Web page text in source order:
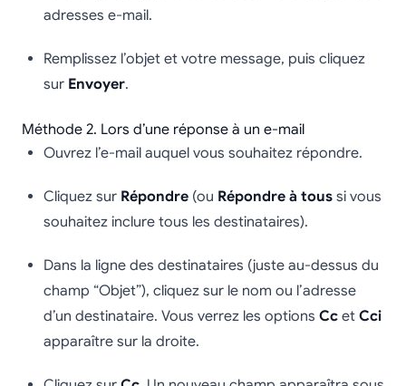
adresses e-mail.
Remplissez l’objet et votre message, puis cliquez
sur Envoyer.
Méthode 2. Lors d’une réponse à un e-mail
Ouvrez l’e-mail auquel vous souhaitez répondre.
Cliquez sur Répondre (ou Répondre à tous si vous
souhaitez inclure tous les destinataires).
Dans la ligne des destinataires (juste au-dessus du
champ “Objet”), cliquez sur le nom ou l’adresse
d’un destinataire. Vous verrez les options Cc et Cci
apparaître sur la droite.